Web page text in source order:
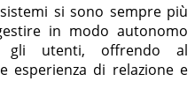
si sono sempre più
in modo autonomo
gli utenti, offrendo al
esperienza di relazione e